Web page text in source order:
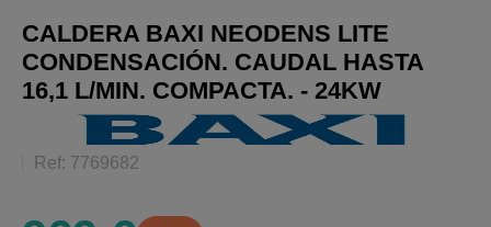
CALDERA BAXI NEODENS LITE
CONDENSACIÓN. CAUDAL HASTA
16,1 L/MIN. COMPACTA. - 24KW
Ref: 7769682